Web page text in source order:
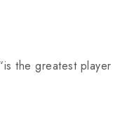
the greatest player